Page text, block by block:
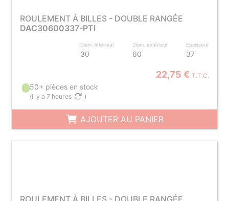
ROULEMENT À BILLES - DOUBLE RANGÉE
DAC30600337-PTI
Diam. intérieur
30
Diam. extérieur
60
Epaisseur
37
22,75 € T.T.C.
50+ pièces en stock
(il y a 7 heures )
AJOUTER AU PANIER
ROULEMENT À BILLES - DOUBLE RANGÉE